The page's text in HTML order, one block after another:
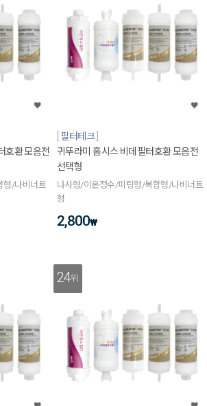
호환 모음전
형/나비너트
필터테크
귀뚜라미 홈시스 비데필터호환 모음전
선택형
나사형/이온정수/피팅형/복합형/나비너트
형
2,800₩
24위